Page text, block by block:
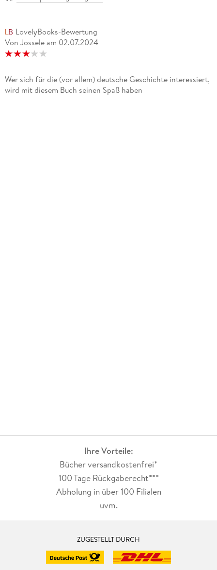
- 1939 Drei Inseltage
- 1940 Von Sylt habe ich nicht viel gesehen
- 1941 Mir ist es im Verlauf
- 1942 Am nächsten Vormittag
- 1903 Auf Pfingsten begann
- 1904 Bei uns in Herne
- 1905 Schon mein Herr Vater
- 1907 Ende November brannte
- 1908 Das ist so Usus
LovelyBooks-Bewertung
Von Jossele am 02.07.2024
Wer sich für die (vor allem) deutsche Geschichte interessiert,
wird mit diesem Buch seinen Spaß haben
Ihre Vorteile:
Bücher versandkostenfrei*
100 Tage Rückgaberecht***
Abholung in über 100 Filialen
uvm.
ZUGESTELLT DURCH